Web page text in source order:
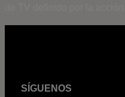
SÍGUENOS